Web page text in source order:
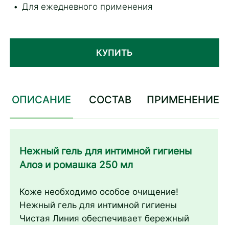
Для ежедневного применения
КУПИТЬ
ОПИСАНИЕ СОСТАВ ПРИМЕНЕНИЕ
Нежный гель для интимной гигиены
Алоэ и ромашка 250 мл
Коже необходимо особое очищение!
Нежный гель для интимной гигиены
Чистая Линия обеспечивает бережный